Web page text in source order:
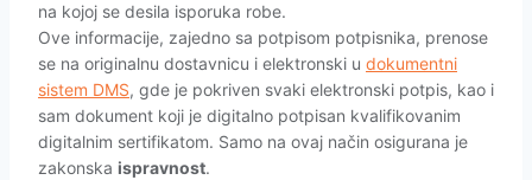
na kojoj se desila isporuka robe.
Ove informacije, zajedno sa potpisom potpisnika, prenose
se na originalnu dostavnicu i elektronski u dokumentni
sistem DMS, gde je pokriven svaki elektronski potpis, kao i
sam dokument koji je digitalno potpisan kvalifikovanim
digitalnim sertifikatom. Samo na ovaj način osigurana je
zakonska ispravnost.